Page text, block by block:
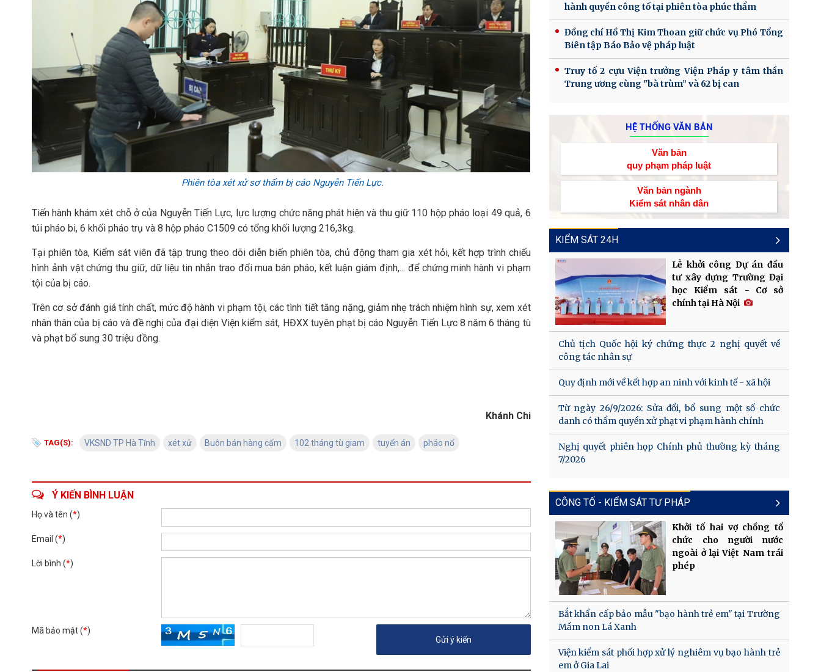
Phiên tòa xét xử sơ thẩm bị cáo Nguyễn Tiến Lực.
Tiến hành khám xét chỗ ở của Nguyễn Tiến Lực, lực lượng chức năng phát hiện và thu giữ 110 hộp pháo loại 49 quả, 6
túi pháo bi, 6 khối pháo trụ và 8 hộp pháo C1509 có tổng khối lượng 216,3kg.
Tại phiên tòa, Kiểm sát viên đã tập trung theo dõi diễn biến phiên tòa, chủ động tham gia xét hỏi, kết hợp trình chiếu
hình ảnh vật chứng thu giữ, dữ liệu tin nhắn trao đổi mua bán pháo, kết luận giám định,... để chứng minh hành vi phạm
tội của bị cáo.
Trên cơ sở đánh giá tính chất, mức độ hành vi phạm tội, các tình tiết tăng nặng, giảm nhẹ trách nhiệm hình sự, xem xét
nhân thân của bị cáo và đề nghị của đại diện Viện kiểm sát, HĐXX tuyên phạt bị cáo Nguyễn Tiến Lực 8 năm 6 tháng tù
và phạt bổ sung 30 triệu đồng.
Khánh Chi
TAG(S): VKSND TP Hà Tĩnh xét xử Buôn bán hàng cấm 102 tháng tù giam tuyến án pháo nổ
Ý KIẾN BÌNH LUẬN
Họ và tên (*)
Email (*)
Lời bình (*)
Mã bảo mật (*)
hành quyền công tố tại phiên tòa phúc thẩm
Đồng chí Hồ Thị Kim Thoan giữ chức vụ Phó Tổng
Biên tập Báo Bảo vệ pháp luật
Truy tố 2 cựu Viện trưởng Viện Pháp y tâm thần
Trung ương cùng "bà trùm” và 62 bị can
HỆ THỐNG VĂN BẢN
Văn bản
quy phạm pháp luật
Văn bản ngành
Kiểm sát nhân dân
KIỂM SÁT 24H
Lễ khởi công Dự án đầu
tư xây dựng Trường Đại
học Kiểm sát - Cơ sở
chính tại Hà Nội
Chủ tịch Quốc hội ký chứng thực 2 nghị quyết về
công tác nhân sự
Quy định mới về kết hợp an ninh với kinh tế - xã hội
Từ ngày 26/9/2026: Sửa đổi, bổ sung một số chức
danh có thẩm quyền xử phạt vi phạm hành chính
Nghị quyết phiên họp Chính phủ thường kỳ tháng
7/2026
CÔNG TỐ - KIỂM SÁT TƯ PHÁP
Khởi tố hai vợ chồng tổ
chức cho người nước
ngoài ở lại Việt Nam trái
phép
Bắt khẩn cấp bảo mẫu "bạo hành trẻ em" tại Trường
Mầm non Lá Xanh
Viện kiểm sát phối hợp xử lý nghiêm vụ bạo hành trẻ
em ở Gia Lai